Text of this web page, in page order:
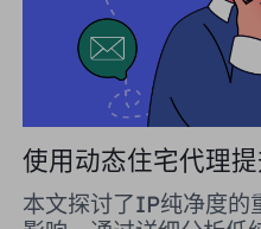
使用动态住宅代理
本文探讨了IP纯净度的